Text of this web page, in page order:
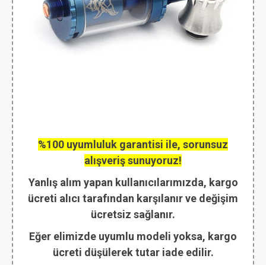
%100 uyumluluk garantisi ile, sorunsuz
alışveriş sunuyoruz!
Yanlış alım yapan kullanıcılarımızda, kargo
ücreti alıcı tarafından karşılanır ve değişim
ücretsiz sağlanır.
Eğer elimizde uyumlu modeli yoksa, kargo
ücreti düşülerek tutar iade edilir.